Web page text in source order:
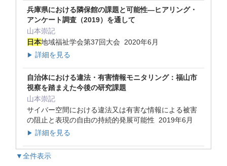
兵庫県における隣保館の課題と可能性―ヒアリング・
アンケート調査（2019）を通して
山本崇記
日本地域福祉学会第37回大会 2020年6月
▶ 詳細を見る
自治体における違法・有害情報モニタリング：福山市
視察を踏まえた今後の研究課題
山本崇記
サイバー空間における違法又は有害な情報による被害
の阻止と表現の自由の持続的発展可能性 2019年6月
▶ 詳細を見る
▼全件表示